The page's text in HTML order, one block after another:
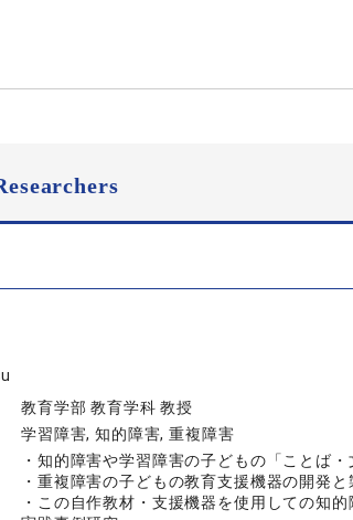
教育学部 教育学科 教授
学習障害, 知的障害, 重複障害
・知的障害や学習障害の子どもの「ことば
・重複障害の子どもの教育支援機器の開発と
・この自作教材・支援機器を使用しての知